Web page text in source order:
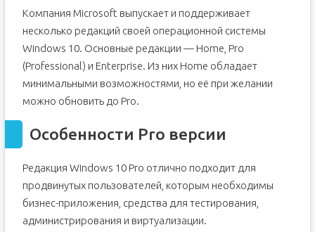
Обновление с помощью ключа продукта
Обновление с помощью цифровой лицензии
Бесплатное обновление
Обновление Windows 10 до версии Enterprise
Обновление Windows 10 с помощью ключа продукта
Как обновить бесплатно
Видео: обновление Windows 10 Home до Windows 10
Pro и её активация
Как обновить Windows 10 Pro до Enterprise
Компания Microsoft выпускает и поддерживает
несколько редакций своей операционной системы
Windows 10. Основные редакции — Home, Pro
(Professional) и Enterprise. Из них Home обладает
минимальными возможностями, но её при желании
можно обновить до Pro.
Особенности Pro версии
Редакция Windows 10 Pro отлично подходит для
продвинутых пользователей, которым необходимы
бизнес-приложения, средства для тестирования,
администрирования и виртуализации.